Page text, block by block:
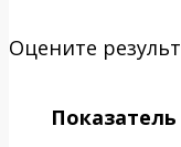
Оцените
Показатель